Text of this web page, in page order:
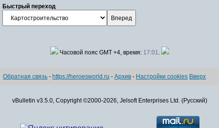
Быстрый переход
Часовой пояс GMT +4, время: 17:01.
Обратная связь - https://heroesworld.ru - Архив - Настройки cookies Вверх
vBulletin v3.5.0, Copyright ©2000-2026, Jelsoft Enterprises Ltd. (Русский)